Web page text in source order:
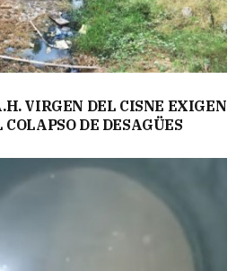
VIRGEN DEL CISNE EXIGEN
DE DESAGÜES